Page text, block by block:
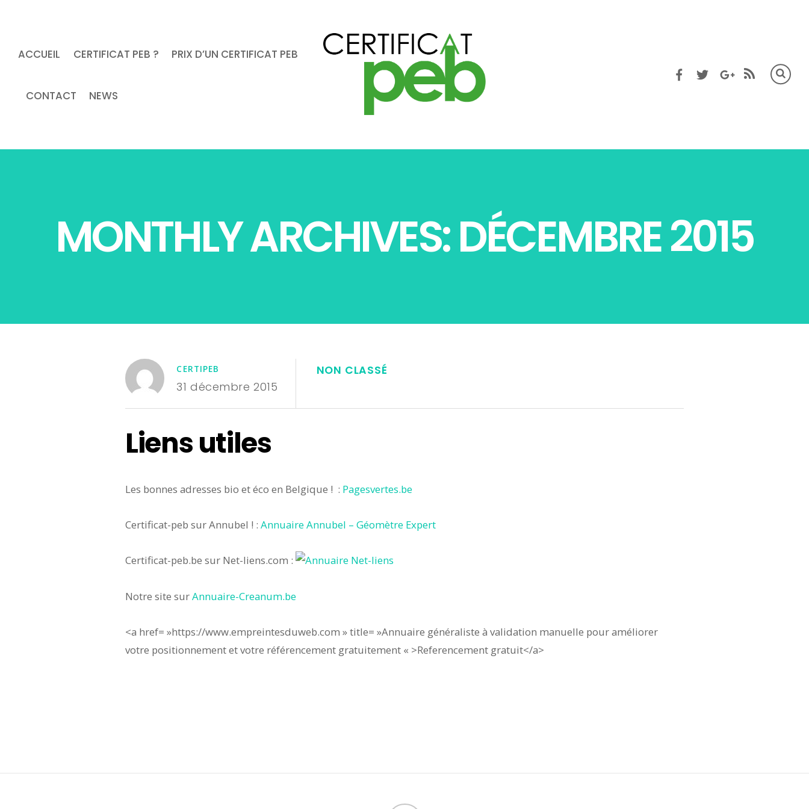
ACCUEIL CERTIFICAT PEB ? PRIX D’UN CERTIFICAT PEB
CONTACT NEWS
MONTHLY ARCHIVES: DÉCEMBRE 2015
CERTIPEB
31 décembre 2015
NON CLASSÉ
Liens utiles
Les bonnes adresses bio et éco en Belgique ! : Pagesvertes.be
Certificat-peb sur Annubel ! : Annuaire Annubel – Géomètre Expert
Certificat-peb.be sur Net-liens.com :
Notre site surAnnuaire-Creanum.be
<a href= »https://www.empreintesduweb.com » title= »Annuaire généraliste à validation manuelle pour améliorer
votre positionnement et votre référencement gratuitement « >Referencement gratuit</a>